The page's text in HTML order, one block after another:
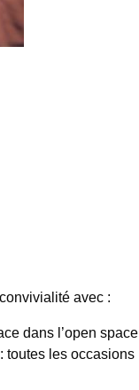
avec :
dans l’open space
toutes les occasions